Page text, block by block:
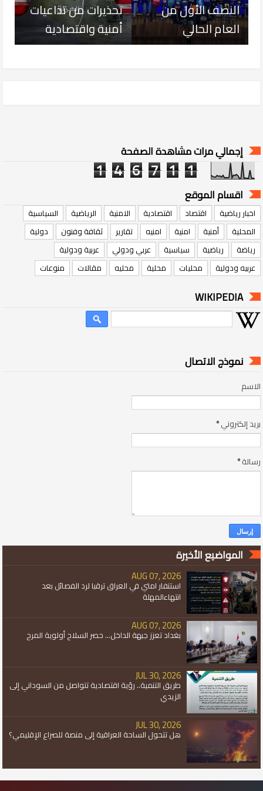
النصف الأول من
العام الحالي
تحذيرات من تداعيات
أمنية واقتصادية
إجمالي مرات مشاهدة الصفحة
1 4 6 7 1 1
اقسام الموقع
اخبار رياضية اقتصاد اقتصادية الامنية الرياضية
السياسية
المحلية
أمنية امنية امنيه تقارير ثقافة وفنون
دولية
رياضة
رياضية سياسية عربي ودولي
عربية ودولية
عربيه ودولية
محليات محلية محليه مقالات منوعات
WIKIPEDIA
نموذج الاتصال
الاسم
بريد إلكتروني*
رسالة*
المواضيع الأخيرة
AUG 07, 2026
استنفار امتي في العراق ترقبا لرد الفصائل بعد
انتهاءالمهلة
AUG 07, 2026
بغداد تعزز جبهة الداخل... حصر السلاح أولوية المرح
JUL 30, 2026
طريق التنمية.. رؤية اقتصادية تتواصل من السوداني إلى
الزيدي
JUL 30, 2026
هل تتحول الساحة العراقية إلى منصة للصراع الإقليمي؟